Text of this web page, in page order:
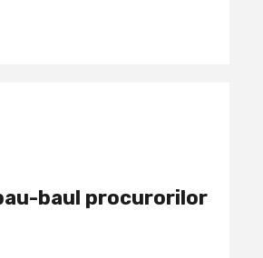
baul procurorilor